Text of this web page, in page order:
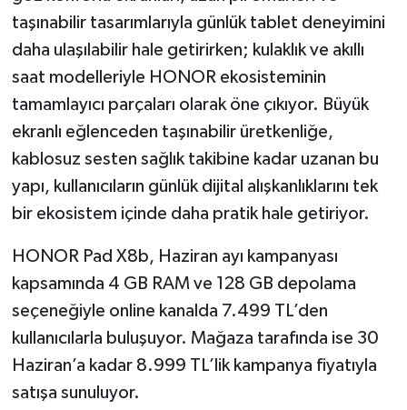
taşınabilir tasarımlarıyla günlük tablet deneyimini
daha ulaşılabilir hale getirirken; kulaklık ve akıllı
saat modelleriyle HONOR ekosisteminin
tamamlayıcı parçaları olarak öne çıkıyor. Büyük
ekranlı eğlenceden taşınabilir üretkenliğe,
kablosuz sesten sağlık takibine kadar uzanan bu
yapı, kullanıcıların günlük dijital alışkanlıklarını tek
bir ekosistem içinde daha pratik hale getiriyor.
HONOR Pad X8b, Haziran ayı kampanyası
kapsamında 4 GB RAM ve 128 GB depolama
seçeneğiyle online kanalda 7.499 TL’den
kullanıcılarla buluşuyor. Mağaza tarafında ise 30
Haziran’a kadar 8.999 TL’lik kampanya fiyatıyla
satışa sunuluyor.